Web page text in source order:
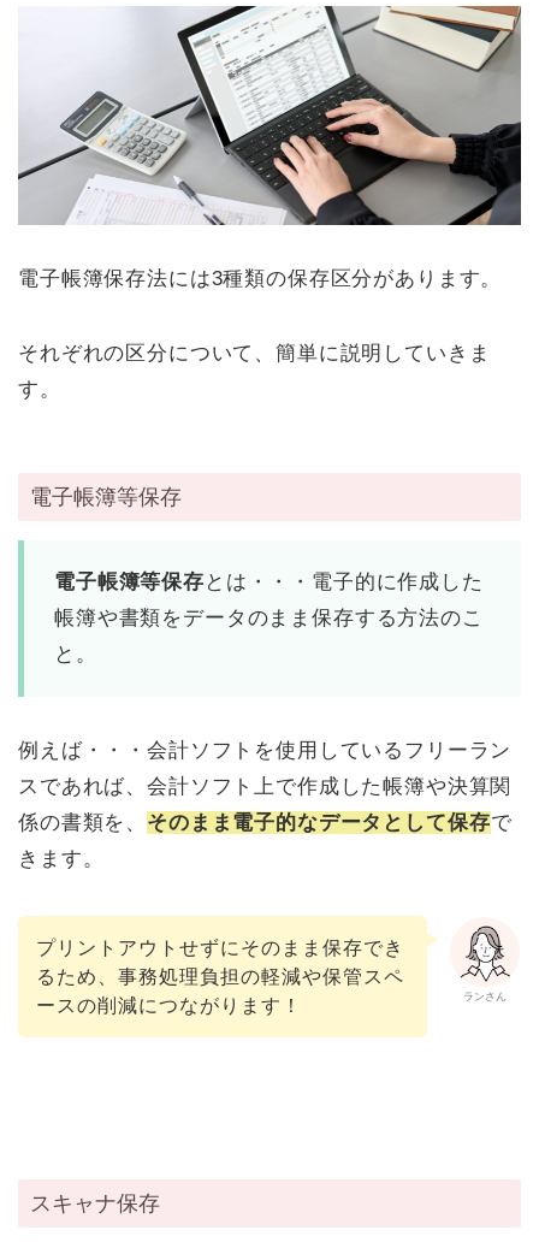
電子帳簿保存法には3種類の保存区分があります。
それぞれの区分について、簡単に説明していきま
す。
電子帳簿等保存
電子帳簿等保存 とは・・・電子的に作成した
帳簿や書類をデータのまま保存する方法のこ
と。
例えば・・・会計ソフトを使用しているフリーラン
スであれば、会計ソフト上で作成した帳簿や決算関
係の書類を、 そのまま電子的なデータとして保存で
きます。
ランさん
プリントアウトせずにそのまま保存でき
るため、事務処理負担の軽減や保管スペ
ースの削減につながります！
スキャナ保存